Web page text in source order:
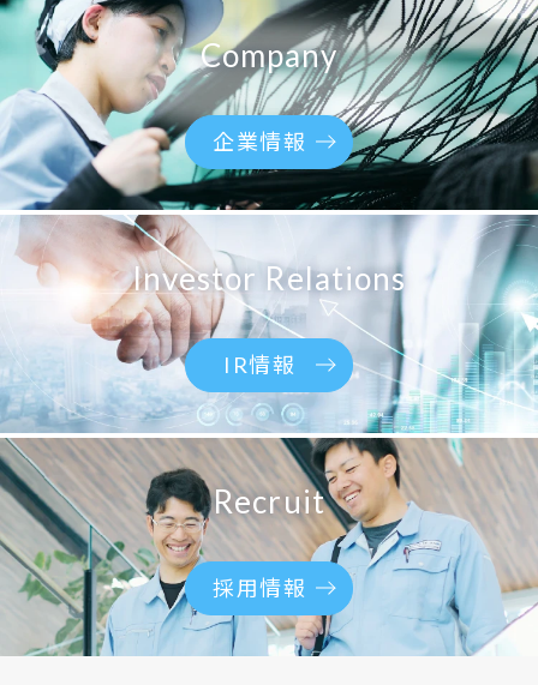
Company
企業情報
Investor Relations
IR情報
Recruit
採用情報